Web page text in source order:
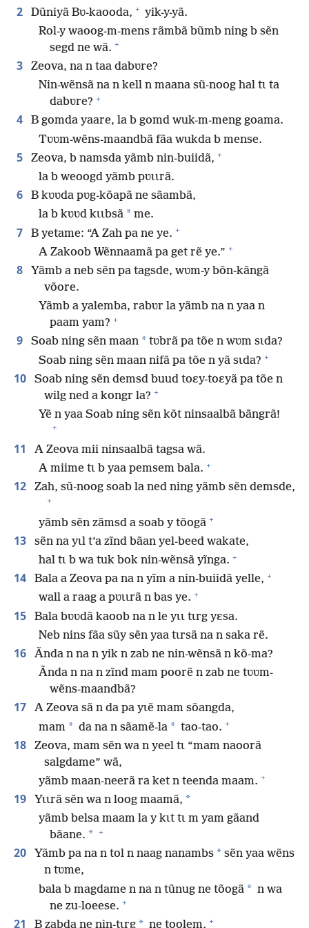
2 Dũniyã Bʋ-kaooda, + yik-y-yã.
Rol-y waoog-m-mens rãmbã bũmb ning b sẽn
segd ne wã. +
3
Zeova, na n taa dabʋre?
Nin-wẽnsã na n kell n maana sũ-noog hal tɩ ta
dabʋre? +
4
B gomda yaare, la b gomd wuk-m-meng goama.
Tʋʋm-wẽns-maandbã fãa wukda b mense.
5 Zeova, b namsda yãmb nin-buiidã, +
la b weoogd yãmb pʋɩɩrã.
6
B kʋʋda pʋg-kõapã ne sãambã,
la b kʋʋd kɩɩbsã * me.
7 B yetame: “A Zah pa ne ye. +
A Zakoob Wẽnnaamã pa get rẽ ye.” +
8
Yãmb a neb sẽn pa tagsde, wʋm-y bõn-kãngã
võore.
Yãmb a yalemba, rabʋr la yãmb na n yaa n
paam yam? +
9 Soab ning sẽn maan * tʋbrã pa tõe n wʋm sɩda?
Soab ning sẽn maan nifã pa tõe n yã sɩda? +
10
Soab ning sẽn demsd buud toɛy-toɛyã pa tõe n
wilg ned a kongr la? +
Yẽ n yaa Soab ning sẽn kõt ninsaalbã bãngrã!
+
11
A Zeova mii ninsaalbã tagsa wã.
A miime tɩ b yaa pemsem bala. +
12 Zah, sũ-noog soab la ned ning yãmb sẽn demsde,
+
yãmb sẽn zãmsd a soab y tõogã +
13
sẽn na yɩl t’a zĩnd bãan yel-beed wakate,
hal tɩ b wa tuk bok nin-wẽnsã yĩnga. +
14 Bala a Zeova pa na n yĩm a nin-buiidã yelle, +
wall a raag a pʋɩɩrã n bas ye. +
15
Bala bʋʋdã kaoob na n le yɩɩ tɩrg yɛsa.
Neb nins fãa sũy sẽn yaa tɩrsã na n saka rẽ.
16
Ãnda n na n yik n zab ne nin-wẽnsã n kõ-ma?
Ãnda n na n zĩnd mam poorẽ n zab ne tʋʋm-
wẽns-maandbã?
17
A Zeova sã n da pa yɩẽ mam sõangda,
mam * da na n sãamẽ-la * tao-tao. +
18
Zeova, mam sẽn wa n yeel tɩ “mam naoorã
salgdame” wã,
yãmb maan-neerã ra ket n teenda maam. +
19 Yɩɩrã sẽn wa n loog maamã, *
yãmb belsa maam la y kɩt tɩ m yam gãand
bãane. * +
20 Yãmb pa na n tol n naag nanambs * sẽn yaa wẽns
n tʋme,
bala b magdame n na n tũnug ne tõogã * n wa
ne zu-loeese. +
21 B zabda ne nin-tɩrg * ne toolem, +